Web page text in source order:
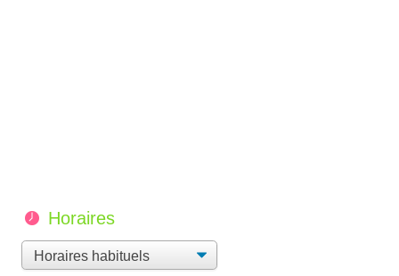
Horaires